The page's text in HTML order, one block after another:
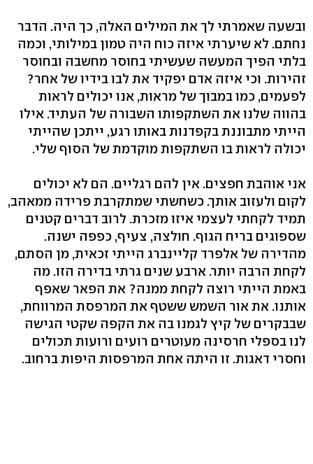
ובשעה שאמרתי לך את המילים האלה, כך היה. הדבר
נחתם. לא שיערתי איזה כוח היה טמון במילותי, וכמה
בלתי הפיך המעשה שעשיתי בחוסר מחשבה ובחוסר
זהירות. וכי איזה אדם יפקיד את לבו בידיו של אחר?
לפעמים, כמו במבוך של מראות, אנו יכולים לראות
בהווה שלנו את השתקפותו השבורה של העתיד. אילו
הייתי מתבוננת בקפדנות באותו רגע, ייתכן שהייתי
יכולה לראות בו השתקפות מוקדמת של הסוף שלי.
אני אוהבת חפצים. אין להם רגליים. הם לא יכולים
לקום ולעזוב אותך. כשחשתי שמתקרבת פרידה ממאהב,
תמיד לקחתי לעצמי איזו מזכרת. לרוב דברים קטנים
שספוגים בריח הגוף. חולצה, צעיף, כפפה ישנה.
מהדירה של אלפרד קליינברג הייתי זכאית, מן הסתם,
לקחת הרבה יותר. ארבע שנים גרתי בדירה הזו. מה
באמת הייתי רוצה לקחת ממנה? את הפאר שאפף
אותנו. את אור השמש ששטף את המרפסת המרווחת,
שבבקרים של קיץ לגמנו בה את הקפה שקטי הגישה
לנו בספלי חרסינה מעוטרים רועים ורועות תכולים
וחסרי דאגות. זו היתה אחת המרפסות היפות ברחוב.